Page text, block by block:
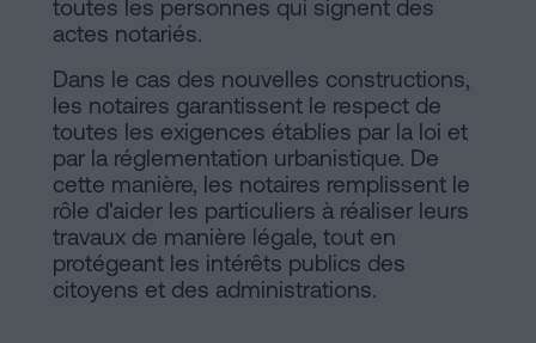
toutes les personnes qui signent des
actes notariés.
Dans le cas des nouvelles constructions,
les notaires garantissent le respect de
toutes les exigences établies par la loi et
par la réglementation urbanistique. De
cette manière, les notaires remplissent le
rôle d'aider les particuliers à réaliser leurs
travaux de manière légale, tout en
protégeant les intérêts publics des
citoyens et des administrations.